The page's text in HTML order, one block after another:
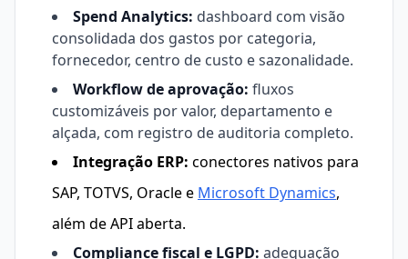
Spend Analytics: dashboard com visão
consolidada dos gastos por categoria,
fornecedor, centro de custo e sazonalidade.
Workflow de aprovação: fluxos
customizáveis por valor, departamento e
alçada, com registro de auditoria completo.
Integração ERP: conectores nativos para
SAP, TOTVS, Oracle e Microsoft Dynamics,
além de API aberta.
Compliance fiscal e LGPD: adequação